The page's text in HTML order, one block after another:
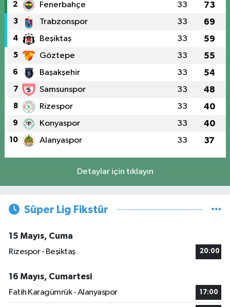
2 Fenerbahçe 33 73
3 Trabzonspor 33 69
4 Beşiktaş 33 59
5 Göztepe 33 55
6 Başakşehir 33 54
7 Samsunspor 33 48
8 Rizespor 33 40
9 Konyaspor 33 40
10 Alanyaspor 33 37
Detaylar için tıklayın
Süper Lig Fikstür
15 Mayıs, Cuma
Rizespor - Beşiktaş
20:00
16 Mayıs, Cumartesi
Fatih Karagümrük - Alanyaspor
17:00